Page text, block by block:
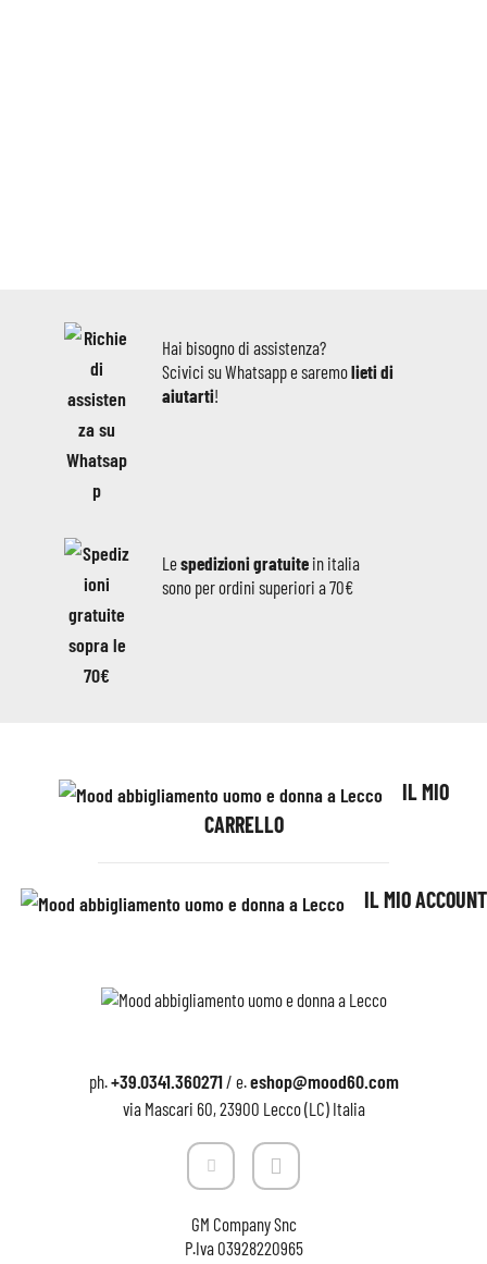
Hai bisogno di assistenza?
Scivici su Whatsapp e saremolieti di
aiutarti!
Lespedizioni gratuite in italia
sono per ordini superiori a 70€
IL MIO
CARRELLO
IL MIO ACCOUNT
ph.+39.0341.360271/ e.eshop@mood60.com
via Mascari 60, 23900 Lecco (LC) Italia
GM Company Snc
P.Iva03928220965